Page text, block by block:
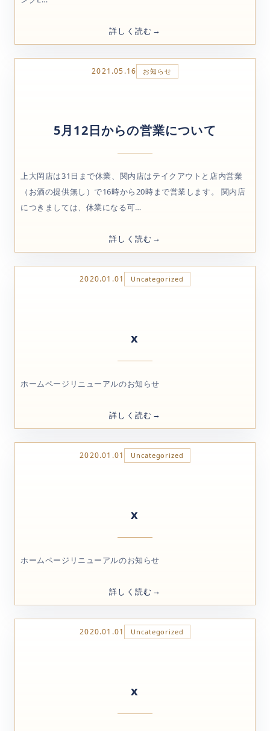
詳しく読む
2021.05.16 お知らせ
5月12日からの営業について
上大岡店は31日まで休業、関内店はテイクアウトと店内営業
（お酒の提供無し）で16時から20時まで営業します。 関内店
につきましては、休業になる可…
詳しく読む
2020.01.01 Uncategorized
x
ホームページリニューアルのお知らせ
詳しく読む
2020.01.01 Uncategorized
x
ホームページリニューアルのお知らせ
詳しく読む
2020.01.01 Uncategorized
x